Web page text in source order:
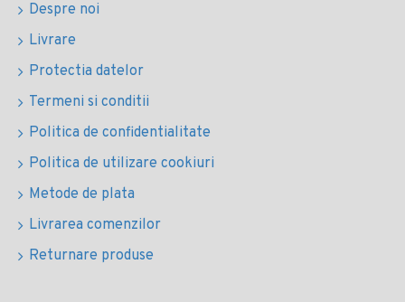
Despre noi
Livrare
Protectia datelor
Termeni si conditii
Politica de confidentialitate
Politica de utilizare cookiuri
Metode de plata
Livrarea comenzilor
Returnare produse